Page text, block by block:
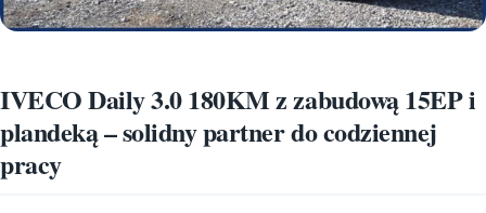
IVECO Daily 3.0 180KM z zabudową 15EP i
plandeką – solidny partner do codziennej
pracy